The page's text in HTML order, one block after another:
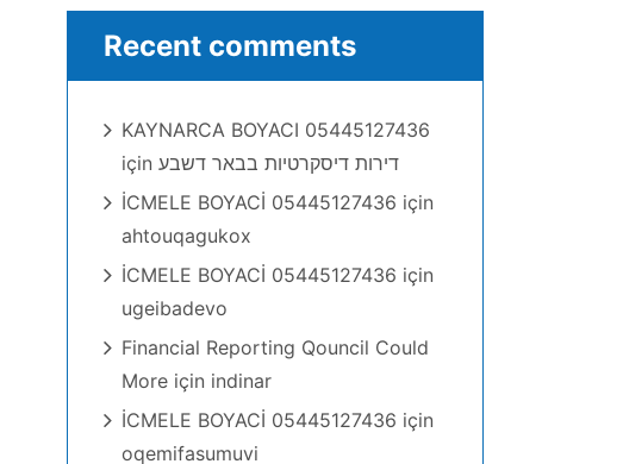
Recent comments
KAYNARCA BOYACI 05445127436
için דירות דיסקרטיות בבאר דשבע
İCMELE BOYACİ 05445127436 için
ahtouqagukox
İCMELE BOYACİ 05445127436 için
ugeibadevo
Financial Reporting Qouncil Could
More için indinar
İCMELE BOYACİ 05445127436 için
oqemifasumuvi